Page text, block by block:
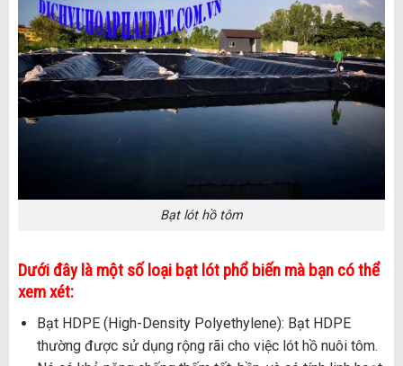
Bạt lót hồ tôm
Dưới đây là một số loại bạt lót phổ biến mà bạn có thể
xem xét:
Bạt HDPE (High-Density Polyethylene): Bạt HDPE
thường được sử dụng rộng rãi cho việc lót hồ nuôi tôm.